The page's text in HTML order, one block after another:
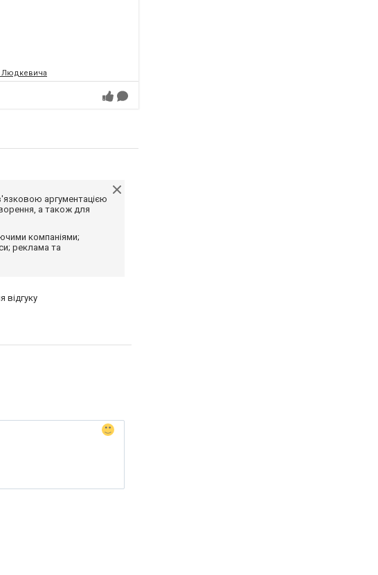
Людкевича
аргументацією
а також для
компаніями;
реклама та
відгуку